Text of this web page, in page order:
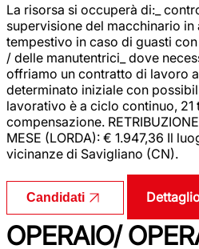
La risorsa si occuperà di:_
supervisione del macchinario in
tempestivo in caso di guasti
/ delle manutentrici_ dove
offriamo un contratto di lavoro
determinato iniziale con
lavorativo è a ciclo continuo, 21
compensazione.
MESE (LORDA): € 1.947,36 Il
vicinanze di Savigliano (CN).
Candidati
OPERAIO/